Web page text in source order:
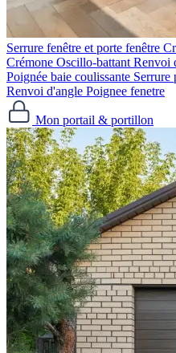
Serrure fenêtre et porte fenêtre
Crémone Oscillo-battant Renvoi
Poignée baie coulissante Serrure
Renvoi d'angle Poignee fenetre
Mon portail & portillon